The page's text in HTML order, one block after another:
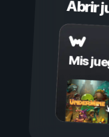
Abrir
Mis